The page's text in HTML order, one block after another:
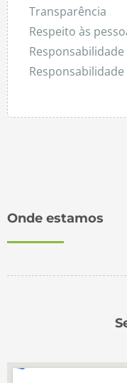
Transparência
Respeito às
Onde estamos